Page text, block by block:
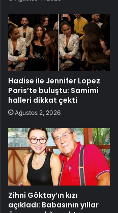
Hadise ile Jennifer Lopez
Paris’te buluştu: Samimi
halleri dikkat çekti
Ağustos 2, 2026
Zihni Göktay’ın kızı
açıkladı: Babasının yıllar